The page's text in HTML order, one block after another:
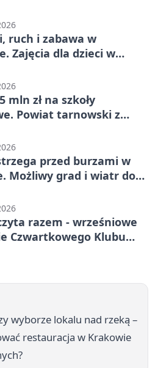
ruch i zabawa w
Zajęcia dla dzieci w
mln zł na szkoły
Powiat tarnowski z
przed burzami w
Możliwy grad i wiatr do
razem - wrześniowe
Czwartkowego Klubu
wyborze lokalu nad rzeką –
restauracja w Krakowie